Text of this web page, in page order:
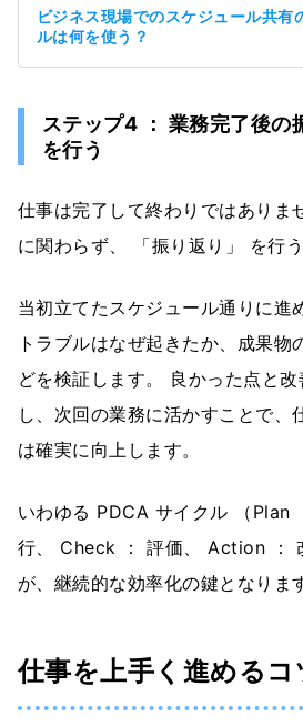
ビジネス現場でのスケジュール共有
ルは何を使う？
ステップ4 ： 業務完了後の
を行う
仕事は完了して終わりではありま
に関わらず、 「振り返り」 を行
当初立てたスケジュール通りに進
トラブルはなぜ起きたか、成果物
どを検証します。 良かった点と
し、次回の業務に活かすことで、
は確実に向上します。
いわゆる PDCA サイクル （Plan
行、 Check ： 評価、 Action ：
が、継続的な効率化の鍵となりま
仕事を上手く進めるコ